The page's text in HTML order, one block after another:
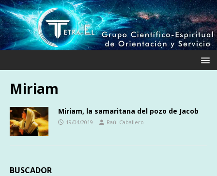
Miriam
Miriam, la samaritana del pozo de Jacob
19/04/2019 Raúl Caballero
BUSCADOR